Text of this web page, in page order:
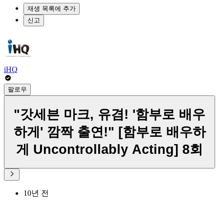
재생 목록에 추가
신고
iHQ
팔로우
"갓세븐 마크, 유겸! '함부로 배우
하게' 깜짝 출연!" [함부로 배우하
게 Uncontrollably Acting] 8회
10년 전